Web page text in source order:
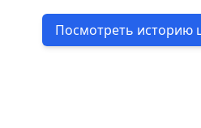
Посмотреть историю